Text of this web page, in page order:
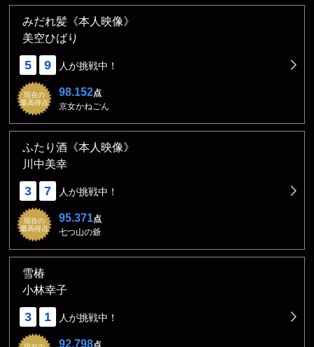
みだれ髪《本人映像》
美空ひばり
5 9 人が挑戦中！
現在の
最高得点
98.152点
京女かねごん
ふたり酒《本人映像》
川中美幸
3 7 人が挑戦中！
現在の
最高得点
95.371点
七つ山の爺
雪椿
小林幸子
3 1 人が挑戦中！
92.798点